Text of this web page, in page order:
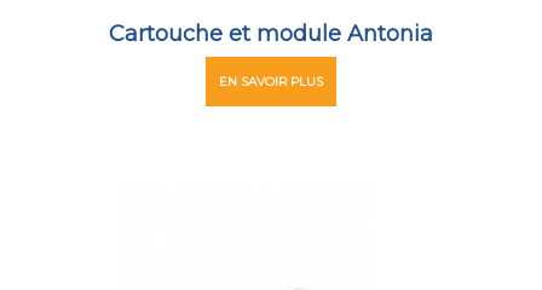
Cartouche et module Antonia
EN SAVOIR PLUS